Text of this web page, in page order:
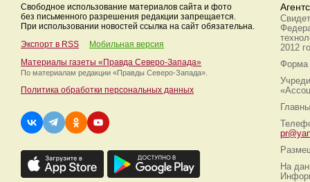
Свободное использование материалов сайта и фото
без письменного разрешения редакции запрещается.
При использовании новостей ссылка на сайт обязательна.
Экспорт в RSS
Мобильная версия
Материалы газеты «Правда Северо-Запада»
По материалам редакции «Правды Северо-Запада».
Политика обработки персональных данных
2012
Форма
На